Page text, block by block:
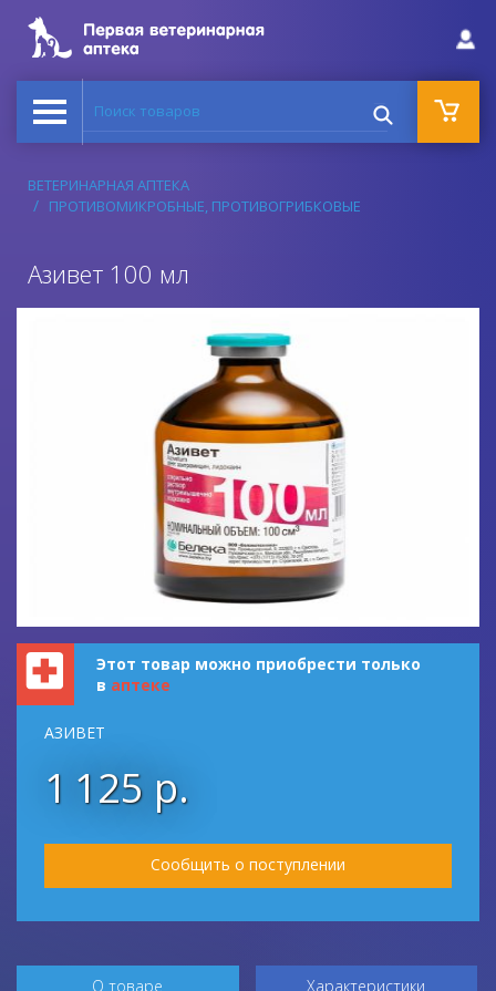
Поиск товаров
ВЕТЕРИНАРНАЯ АПТЕКА
ПРОТИВОМИКРОБНЫЕ, ПРОТИВОГРИБКОВЫЕ
Азивет 100 мл
Этот товар можно приобрести только
в аптеке
АЗИВЕТ
1 125 р.
Сообщить о поступлении
О товаре Характеристики